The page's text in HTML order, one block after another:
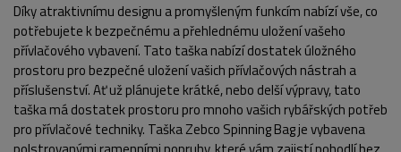
Díky atraktivnímu designu a promyšleným funkcím nabízí vše, co
potřebujete k bezpečnému a přehlednému uložení vašeho
přívlačového vybavení. Tato taška nabízí dostatek úložného
prostoru pro bezpečné uložení vašich přívlačových nástrah a
příslušenství. Ať už plánujete krátké, nebo delší výpravy, tato
taška má dostatek prostoru pro mnoho vašich rybářských potřeb
pro přívlačové techniky. Taška Zebco Spinning Bag je vybavena